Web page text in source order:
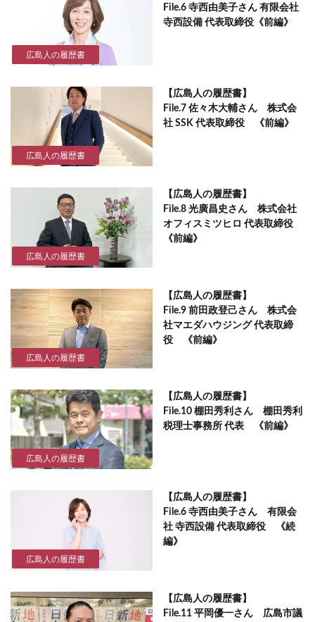
広島人の履歴書
File.6 寺西由美子さん 有限会社
寺西設備 代表取締役《前編》
広島人の履歴書
【広島人の履歴書】
File.7 佐々木大輔さん 株式会
社 SSK 代表取締役 《前編》
広島人の履歴書
【広島人の履歴書】
File.8 光廣昌史さん 株式会社
オフィスミツヒロ 代表取締役
《前編》
広島人の履歴書
【広島人の履歴書】
File.9 前田政登己さん 株式会
社マエダハウジング 代表取締
役 《前編》
広島人の履歴書
【広島人の履歴書】
File.10 棚田秀利さん 棚田秀利
税理士事務所 代表 《前編》
広島人の履歴書
【広島人の履歴書】
File.6 寺西由美子さん 有限会
社 寺西設備 代表取締役 《続
編》
【広島人の履歴書】
File.11 平岡優一さん 広島市議